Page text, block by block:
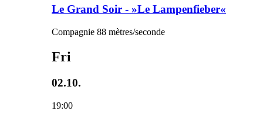
Le Grand Soir - »Le Lampenfieber«
Compagnie 88 mètres/seconde
Fri
02.10.
19:00